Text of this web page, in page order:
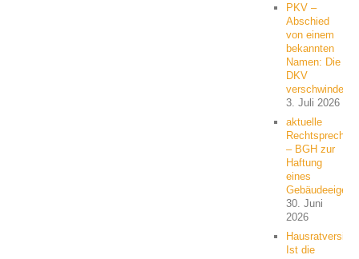
PKV –
Abschied
von einem
bekannten
Namen: Die
DKV
verschwindet
3. Juli 2026
aktuelle
– BGH zur
Haftung
eines
30. Juni
2026
Ist die